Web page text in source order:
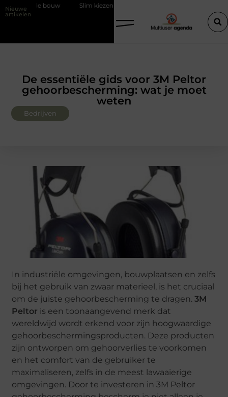
Nieuwe
artikelen
Slim kiezen voor wisselweer met een tussenjas
De essentiële gids voor 3M Peltor
gehoorbescherming: wat je moet
weten
Bedrijven
In industriële omgevingen, bouwplaatsen en zelfs
bij het gebruik van zwaar materieel, is het cruciaal
om de juiste gehoorbescherming te dragen.3M
Peltor is een toonaangevend merk dat
wereldwijd wordt erkend voor zijn hoogwaardige
gehoorbeschermingsproducten. Deze producten
zijn ontworpen om gehoorverlies te voorkomen
en het comfort van de gebruiker te
maximaliseren, zelfs in de meest lawaaierige
omgevingen. Door te investeren in 3M Peltor